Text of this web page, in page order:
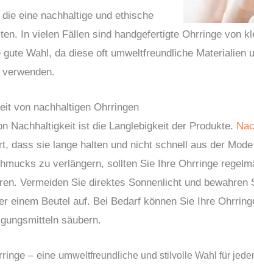
eine nachhaltige und ethische
In vielen Fällen sind handgefertigte Ohrringe von
Wahl, da diese oft umweltfreundliche Materialien
von nachhaltigen Ohrringen
Nachhaltigkeit ist die Langlebigkeit der Produkte.
dass sie lange halten und nicht schnell aus der
zu verlängern, sollten Sie Ihre Ohrringe
Vermeiden Sie direktes Sonnenlicht und bewahren
einem Beutel auf. Bei Bedarf können Sie Ihre
säubern.
– eine umweltfreundliche und stilvolle Wahl für